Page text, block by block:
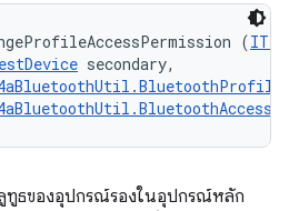
(
secondary,
ทูธของอุปกรณ์รองในอุปกรณ์หลัก